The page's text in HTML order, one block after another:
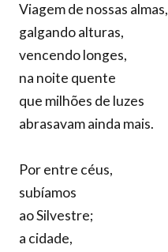
Viagem de nossas almas,
galgando alturas,
vencendo longes,
na noite quente
que milhões de luzes
abrasavam ainda mais.
Por entre céus,
subíamos
ao Silvestre;
a cidade,